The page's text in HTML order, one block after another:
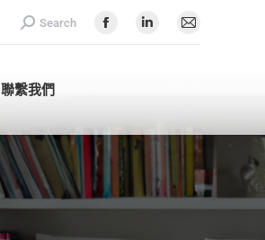
Search:Search
window
window
聯繫我們
聯繫我們